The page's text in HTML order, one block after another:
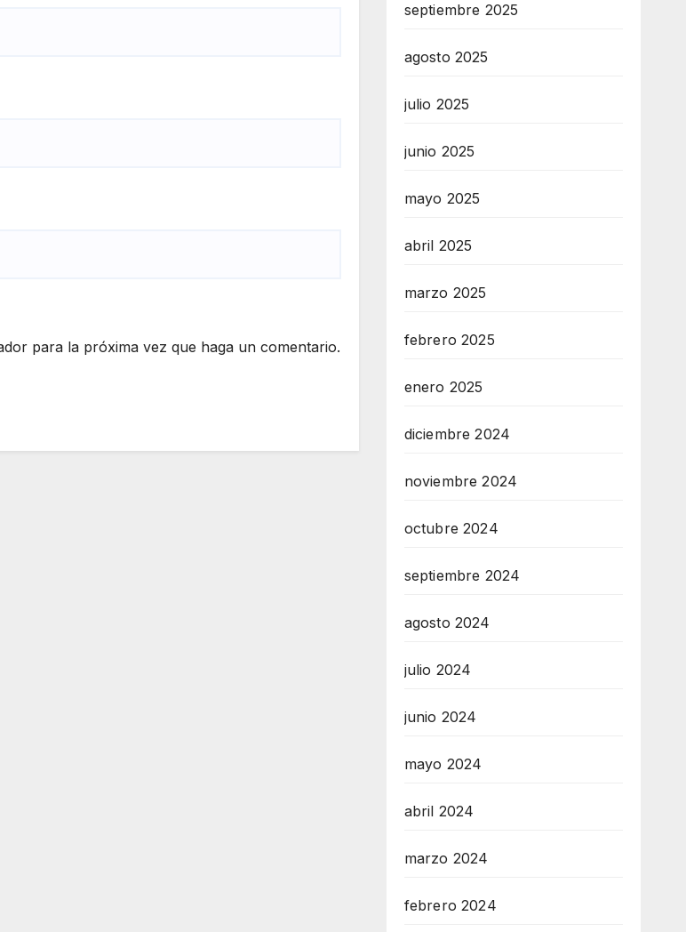
para la próxima vez que haga un comentario.
septiembre 2025
agosto 2025
julio 2025
junio 2025
mayo 2025
abril 2025
marzo 2025
febrero 2025
enero 2025
diciembre 2024
noviembre 2024
octubre 2024
septiembre 2024
agosto 2024
julio 2024
junio 2024
mayo 2024
abril 2024
marzo 2024
febrero 2024